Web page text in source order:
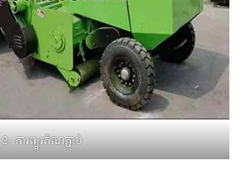
3- ការព្យួរតំណភ្ជាប់